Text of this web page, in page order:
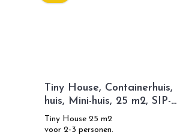
Tiny House,
huis, Mini-huis, 25 m2, SIP-
technologie - SIP Model
Tiny House 25 m2
voor 2-3 personen.